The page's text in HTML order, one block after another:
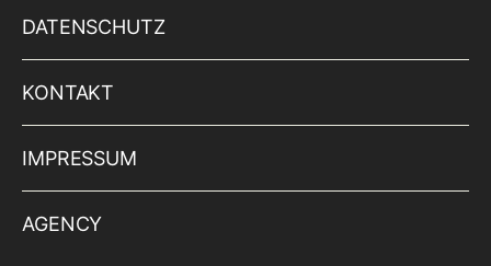
DATENSCHUTZ
KONTAKT
IMPRESSUM
AGENCY